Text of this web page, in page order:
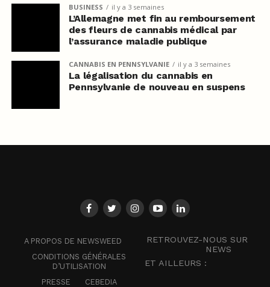
BUSINESS il y a 3 semaines
L’Allemagne met fin au remboursement
des fleurs de cannabis médical par
l’assurance maladie publique
CANNABIS EN PENNSYLVANIE il y a 3 semaines
La légalisation du cannabis en
Pennsylvanie de nouveau en suspens
A PROPOS DE NEWSWEED
CONDITIONS GÉNÉRALES
D’UTILISATION
PRESSE
CEBEDIA
RETROUVEZ-NOUS SUR
NEWS
ET AILLEURS :